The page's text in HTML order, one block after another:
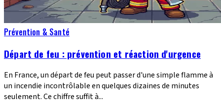
Prévention & Santé
Départ de feu : prévention et réaction d'urgence
En France, un départ de feu peut passer d'une simple flamme à
un incendie incontrôlable en quelques dizaines de minutes
seulement. Ce chiffre suffit à...